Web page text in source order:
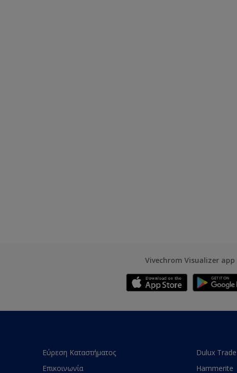
Vivechrom Visualizer app
Εύρεση Καταστήματος
Επικοινωνία
Dulux Trade
Hammerite